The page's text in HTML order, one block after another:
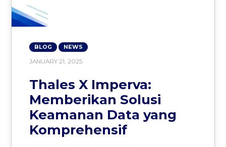
BLOG NEWS
JANUARY 21, 2025
Thales X Imperva:
Memberikan Solusi
Keamanan Data yang
Komprehensif